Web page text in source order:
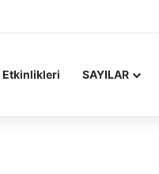
Etkinlikleri SAYILAR